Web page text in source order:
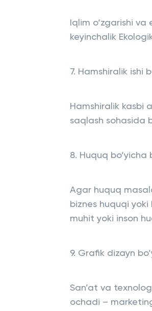
Iqlim o‘zgarishi
keyinchalik
7. Hamshiralik ishi
Hamshiralik kasbi
saqlash sohasida
8. Huquq bo‘yicha
Agar huquq
biznes huquqi
muhit yoki inson
9. Grafik dizayn
San’at va
ochadi –